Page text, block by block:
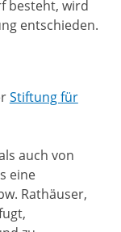
besteht, wird
entschieden.
Stiftung für
auch von
eine
Rathäuser,